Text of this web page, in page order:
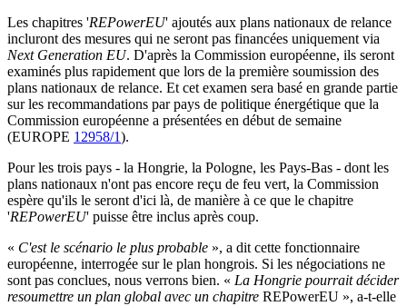
Les chapitres 'REPowerEU' ajoutés aux plans nationaux de relance
incluront des mesures qui ne seront pas financées uniquement via
Next Generation EU. D'après la Commission européenne, ils seront
examinés plus rapidement que lors de la première soumission des
plans nationaux de relance. Et cet examen sera basé en grande partie
sur les recommandations par pays de politique énergétique que la
Commission européenne a présentées en début de semaine
(EUROPE 12958/1).
Pour les trois pays - la Hongrie, la Pologne, les Pays-Bas - dont les
plans nationaux n'ont pas encore reçu de feu vert, la Commission
espère qu'ils le seront d'ici là, de manière à ce que le chapitre
'REPowerEU' puisse être inclus après coup.
« C'est le scénario le plus probable », a dit cette fonctionnaire
européenne, interrogée sur le plan hongrois. Si les négociations ne
sont pas conclues, nous verrons bien. « La Hongrie pourrait décider
resoumettre un plan global avec un chapitre REPowerEU », a-t-elle